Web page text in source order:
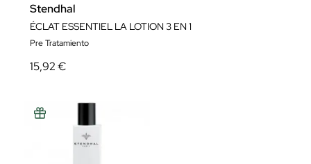
Stendhal
ÉCLAT ESSENTIEL LA LOTION 3 EN 1
Pre Tratamiento
15,92 €